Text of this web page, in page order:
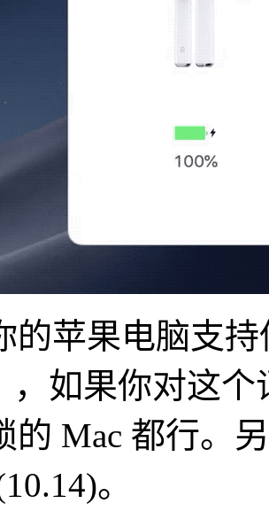
的苹果电脑支
，如果你对这
的 Mac 都行。
。